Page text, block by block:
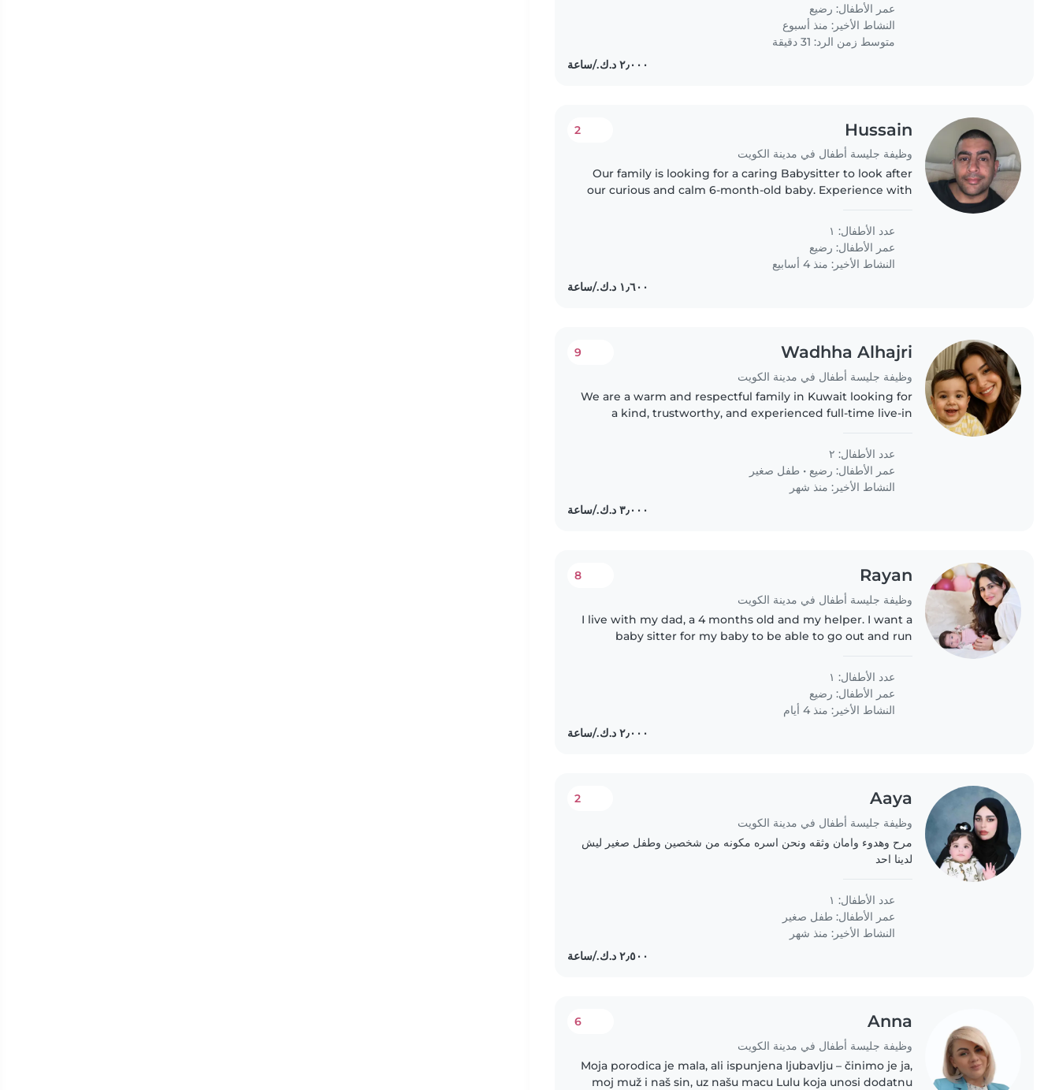
عمر الأطفال: رضيع
النشاط الأخير: منذ أسبوع
متوسط زمن الرد: 31 دقيقة
Hussain
وظيفة جليسة أطفال في مدينة الكويت
2
Our family is looking for a caring Babysitter to look after
our curious and calm 6-month-old baby. Experience with
fluency..
عدد الأطفال: ١
عمر الأطفال: رضيع
النشاط الأخير: منذ 4 أسابيع
Wadhha Alhajri
وظيفة جليسة أطفال في مدينة الكويت
9
We are a warm and respectful family in Kuwait looking for
a kind, trustworthy, and experienced full-time live-in
years and 8..
عدد الأطفال: ٢
عمر الأطفال: رضيع • طفل صغير
النشاط الأخير: منذ شهر
Rayan
وظيفة جليسة أطفال في مدينة الكويت
8
I live with my dad, a 4 months old and my helper. I want a
baby sitter for my baby to be able to go out and run
required..
عدد الأطفال: ١
عمر الأطفال: رضيع
النشاط الأخير: منذ 4 أيام
Aaya
وظيفة جليسة أطفال في مدينة الكويت
2
مرح وهدوء وامان وثقه ونحن اسره مكونه من شخصين وطفل صغير ليش
لدينا احد
عدد الأطفال: ١
عمر الأطفال: طفل صغير
النشاط الأخير: منذ شهر
Anna
وظيفة جليسة أطفال في مدينة الكويت
6
Moja porodica je mala, ali ispunjena ljubavlju – činimo je ja,
moj muž i naš sin, uz našu macu Lulu koja unosi dodatnu